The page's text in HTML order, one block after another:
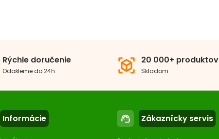
Rýchle doručenie
Odošleme do 24h view_in_ar 20 000+ produktov
Skladom
Informácie support_agent Zákaznícky servis